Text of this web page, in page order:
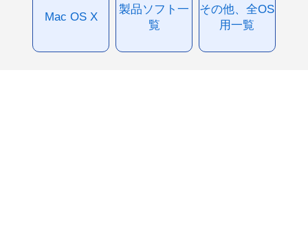
Mac OS X
製品ソフト一
覧
その他、全OS
用一覧